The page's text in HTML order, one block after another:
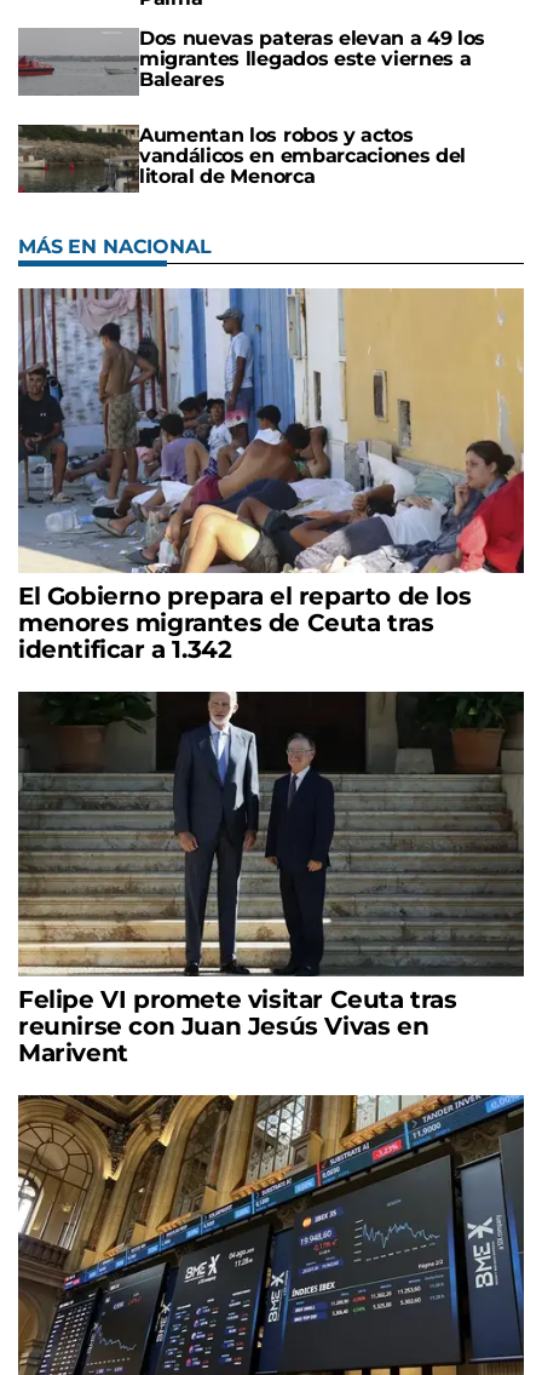
Dos nuevas pateras elevan a 49 los
migrantes llegados este viernes a
Baleares
Aumentan los robos y actos
vandálicos en embarcaciones del
litoral de Menorca
MÁS EN NACIONAL
El Gobierno prepara el reparto de los
menores migrantes de Ceuta tras
identificar a 1.342
Felipe VI promete visitar Ceuta tras
reunirse con Juan Jesús Vivas en
Marivent